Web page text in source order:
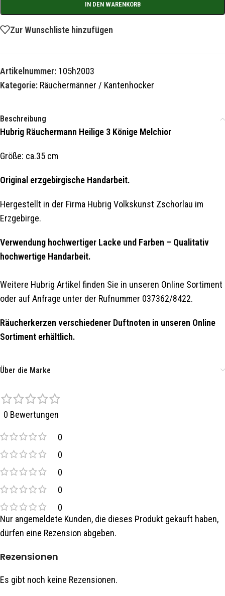
IN DEN WARENKORB
Zur Wunschliste hinzufügen
Artikelnummer: 105h2003
Kategorie: Räuchermänner / Kantenhocker
Beschreibung
Hubrig Räuchermann Heilige 3 Könige Melchior
Größe: ca.35 cm
Original erzgebirgische Handarbeit.
Hergestellt in der Firma Hubrig Volkskunst Zschorlau im
Erzgebirge.
Verwendung hochwertiger Lacke und Farben – Qualitativ
hochwertige Handarbeit.
Weitere Hubrig Artikel finden Sie in unseren Online Sortiment
oder auf Anfrage unter der Rufnummer 037362/8422.
Räucherkerzen verschiedener Duftnoten in unseren Online
Sortiment erhältlich.
Über die Marke
0 Bewertungen
0
0
0
0
0
Rezensionen
Es gibt noch keine Rezensionen.
Nur angemeldete Kunden, die dieses Produkt gekauft haben,
dürfen eine Rezension abgeben.